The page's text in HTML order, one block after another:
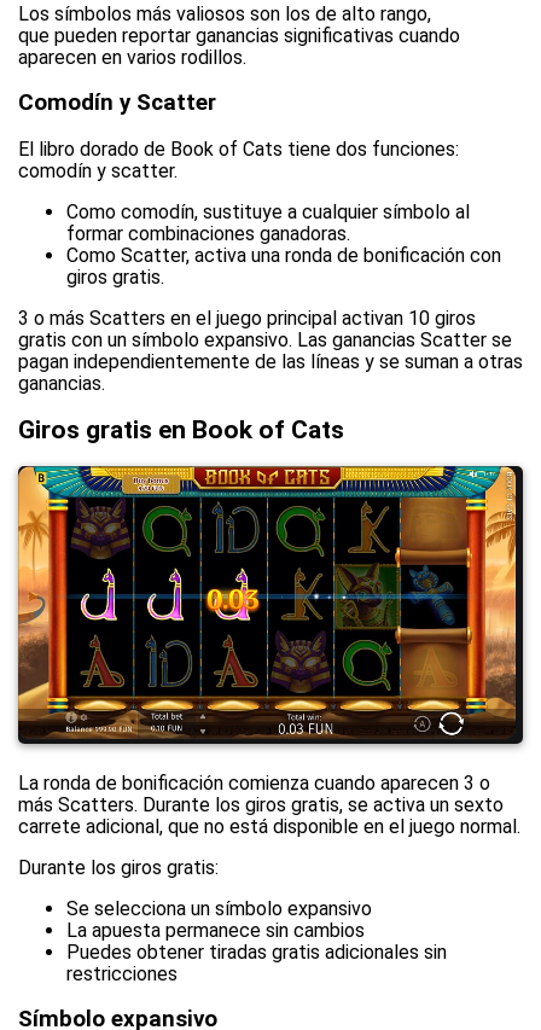
Los símbolos más valiosos son los de alto rango,
que pueden reportar ganancias significativas cuando
aparecen en varios rodillos.
Comodín y Scatter
El libro dorado de Book of Cats tiene dos funciones:
comodín y scatter.
Como comodín, sustituye a cualquier símbolo al
formar combinaciones ganadoras.
Como Scatter, activa una ronda de bonificación con
giros gratis.
3 o más Scatters en el juego principal activan 10 giros
gratis con un símbolo expansivo. Las ganancias Scatter se
pagan independientemente de las líneas y se suman a otras
ganancias.
Giros gratis en Book of Cats
La ronda de bonificación comienza cuando aparecen 3 o
más Scatters. Durante los giros gratis, se activa un sexto
carrete adicional, que no está disponible en el juego normal.
Durante los giros gratis:
Se selecciona un símbolo expansivo
La apuesta permanece sin cambios
Puedes obtener tiradas gratis adicionales sin
restricciones
Símbolo expansivo